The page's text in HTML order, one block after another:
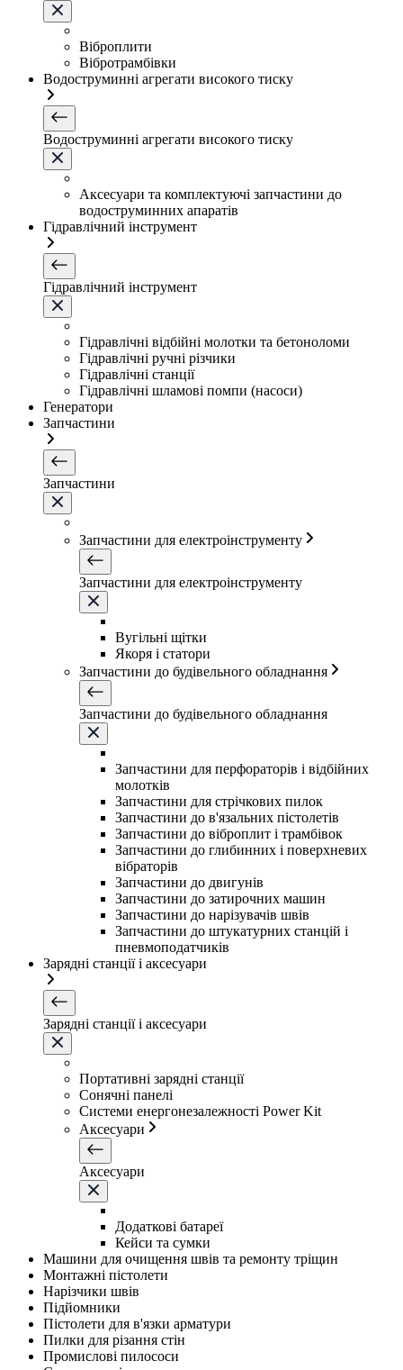
Віброплити
Вібротрамбівки
Водоструминні агрегати високого тиску
Водоструминні агрегати високого тиску
Аксесуари та комплектуючі запчастини до
водоструминних апаратів
Гідравлічний інструмент
Гідравлічний інструмент
Гідравлічні відбійні молотки та бетоноломи
Гідравлічні ручні різчики
Гідравлічні станції
Гідравлічні шламові помпи (насоси)
Генератори
Запчастини
Запчастини
Запчастини для електроінструменту
Запчастини для електроінструменту
Вугільні щітки
Якоря і статори
Запчастини до будівельного обладнання
Запчастини до будівельного обладнання
Запчастини для перфораторів і відбійних
молотків
Запчастини для стрічкових пилок
Запчастини до в'язальних пістолетів
Запчастини до віброплит і трамбівок
Запчастини до глибинних і поверхневих
вібраторів
Запчастини до двигунів
Запчастини до затирочних машин
Запчастини до нарізувачів швів
Запчастини до штукатурних станцій і
пневмоподатчиків
Зарядні станції і аксесуари
Зарядні станції і аксесуари
Портативні зарядні станції
Сонячні панелі
Системи енергонезалежності Power Kit
Аксесуари
Аксесуари
Додаткові батареї
Кейси та сумки
Машини для очищення швів та ремонту тріщин
Монтажні пістолети
Нарізчики швів
Підйомники
Пістолети для в'язки арматури
Пилки для різання стін
Промислові пилососи